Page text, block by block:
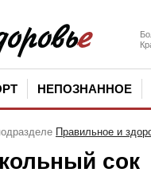
НЕПОЗНАННОЕ
Правильное и
сок